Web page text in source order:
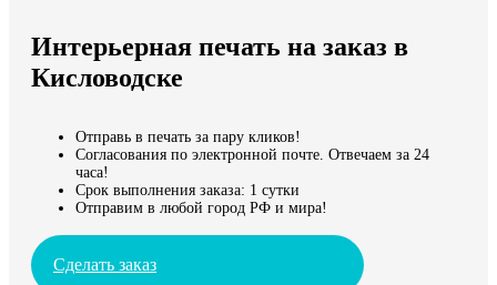
Мы доставляем по всему миру
Продолжить без города
Интерьерная печать на заказ в
Кисловодске
Отправь в печать за пару кликов!
Согласования по электронной почте. Отвечаем за 24
часа!
Срок выполнения заказа: 1 сутки
Отправим в любой город РФ и мира!
Сделать заказ